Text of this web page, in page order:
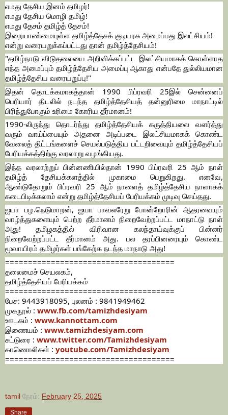
எமது தேசிய இனம் தமிழர்!
எமது தேசிய மொழி தமிழ்!
எமது தேசம் தமிழ்த் தேசம்!
இறையாண்மையுள்ள தமிழ்த்தேசக் குடியரசு அமைப்பது இலட்சியம்!
என்று வரையறுக்கப்பட்டது தான் தமிழ்த்தேசியம்!
"தமிழ்நாடு விடுதலையை அறிவிக்கப்பட்ட இலட்சியமாகக் கொள்ளாத
எந்த அமைப்பும் தமிழ்த்தேசிய அமைப்பு ஆகாது என்பதே துல்லியமான
தமிழ்த்தேசிய வரையறுப்பு!"
இதன் தொடக்கமாகத்தான் 1990 பிப்ரவரி 25இல் சென்னைப்
பெரியார் திடலில் நடந்த தமிழ்த்தேசியத் தன்னுரிமை மாநாட்டில்
பிரிந்துபோகும் உரிமை கோரிய தீர்மானம்!
1990-லிருந்து தொடர்ந்து தமிழ்த்தேசியக் கருத்தியலை வளர்த்து
வரும் வாய்ப்பையும் அதனை அடிப்படை இலட்சியமாகக் கொண்ட
வேலைத் திட்டங்களைச் செயல்படுத்திய பட்டறிவையும் தமிழ்த்தேசியப்
பேரியக்கத்திற்கு வரலாறு வழங்கியது.
இந்த வரலாற்றுப் பின்னணியில்தான் 1990 பிப்ரவரி 25 ஆம் நாள்
தமிழ்த் தேசியக்களத்தில் முகாமை பெறுகிறது. எனவே,
ஆண்டுதோறும் பிப்ரவரி 25 ஆம் நாளைத் தமிழ்த்தேசிய நாளாகக்
கடைபிடிக்கலாம் என்று தமிழ்த்தேசியப் பேரியக்கம் முடிவு செய்தது.
ஐயா பழ.நெடுமாறன், ஐயா பாவலரேறு போன்றோரின் ஆதரவையும்
வாழ்த்துகளையும் பெற்ற தீர்மானம் நிறைவேற்றப்பட்ட மாநாட்டு நாள்
அது! தமிழகத்தில் விரிவான கலந்தாய்வுக்குப் பின்னர்
நிறைவேற்றப்பட்ட தீர்மானம் அது. பல தரப்பினரையும் கொண்ட
மூவாயிரம் தமிழர்கள் பங்கேற்க நடந்த மாநாடு அது!
=====================================
தலைமைச் செயலகம்,
தமிழ்த்தேசியப் பேரியக்கம்
=====================================
பேச: 9443918095, புலனம் : 9841949462
முகநூல் : www.fb.com/tamizhdesiyam
ஊடகம் : www.kannottam.com
இணையம் : www.tamizhdesiyam.com
சுட்டுரை : www.twitter.com/Tamizhdesiyam
காணொலிகள் : youtube.com/Tamizhdesiyam
=====================================
tamil நேரம்: February 25, 2025
Share